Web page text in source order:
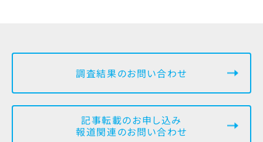
調査結果のお問い合わせ
記事転載のお申し込み
報道関連のお問い合わせ